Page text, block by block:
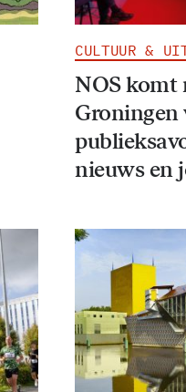
CULTUUR &
NOS komt
Groningen
nieuws en